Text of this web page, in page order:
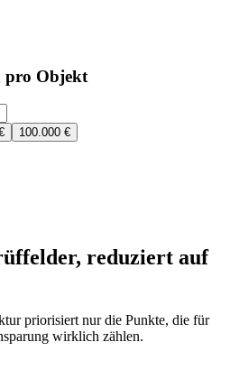
pro Objekt
100.000 €
reduziert auf
priorisiert nur die Punkte, die für
wirklich zählen.